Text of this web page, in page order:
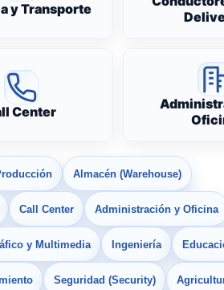
y Transporte
Center
Almacén (Warehouse)
Call Center Administración y Oficina
y Multimedia Ingeniería
Seguridad (Security)